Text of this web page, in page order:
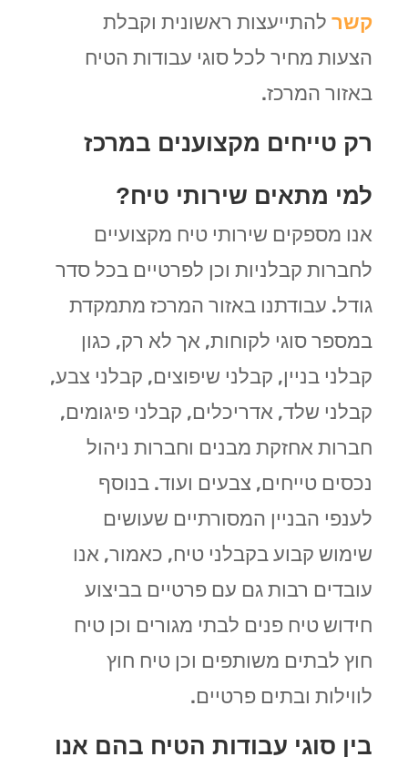
קשרלהתייעצות ראשונית וקבלת
הצעות מחיר לכל סוגי עבודות הטיח
באזור המרכז.
רק טייחים מקצוענים במרכז
למי מתאים שירותי טיח?
אנו מספקים שירותי טיח מקצועיים
לחברות קבלניות וכן לפרטיים בכל סדר
גודל. עבודתנו באזור המרכז מתמקדת
במספר סוגי לקוחות, אך לא רק, כגון
קבלני בניין, קבלני שיפוצים, קבלני צבע,
קבלני שלד, אדריכלים, קבלני פיגומים,
חברות אחזקת מבנים וחברות ניהול
נכסים טייחים, צבעים ועוד. בנוסף
לענפי הבניין המסורתיים שעושים
שימוש קבוע בקבלני טיח, כאמור, אנו
עובדים רבות גם עם פרטיים בביצוע
חידוש טיח פנים לבתי מגורים וכן טיח
חוץ לבתים משותפים וכן טיח חוץ
לווילות ובתים פרטיים.
בין סוגי עבודות הטיח בהם אנו